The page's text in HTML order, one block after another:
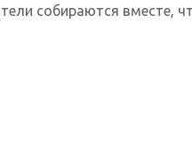
собираются вместе,